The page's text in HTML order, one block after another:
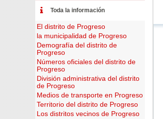
Toda la información
El distrito de Progreso
la municipalidad de Progreso
Demografía del distrito de
Progreso
Números oficiales del distrito de
Progreso
División administrativa del distrito
de Progreso
Medios de transporte en Progreso
Territorio del distrito de Progreso
Los distritos vecinos de Progreso